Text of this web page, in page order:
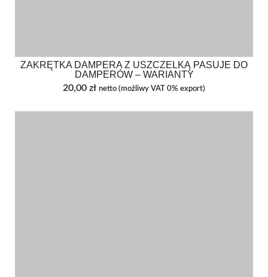
ZAKRĘTKA DAMPERA Z USZCZELKĄ PASUJE DO
DAMPERÓW – WARIANTY
20,00 zł netto (możliwy VAT 0% export)